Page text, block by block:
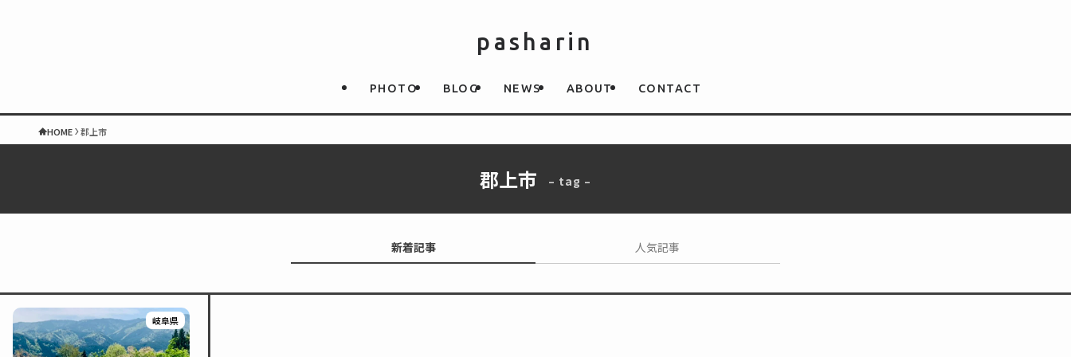
pasharin
PHOTO BLOG NEWS ABOUT CONTACT
HOME 郡上市
郡上市 – tag –
新着記事 人気記事
岐阜県